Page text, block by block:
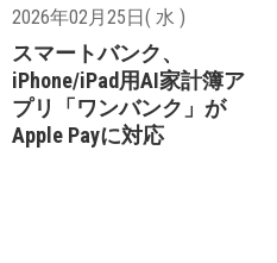
2026年02月25日( 水 )
スマートバンク、
iPhone/iPad用AI家計簿ア
プリ「ワンバンク」が
Apple Payに対応